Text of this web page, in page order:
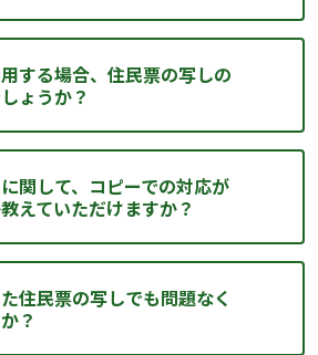
する場合、住民票の写しの
ょうか？
関して、コピーでの対応が
えていただけますか？
住民票の写しでも問題なく
？